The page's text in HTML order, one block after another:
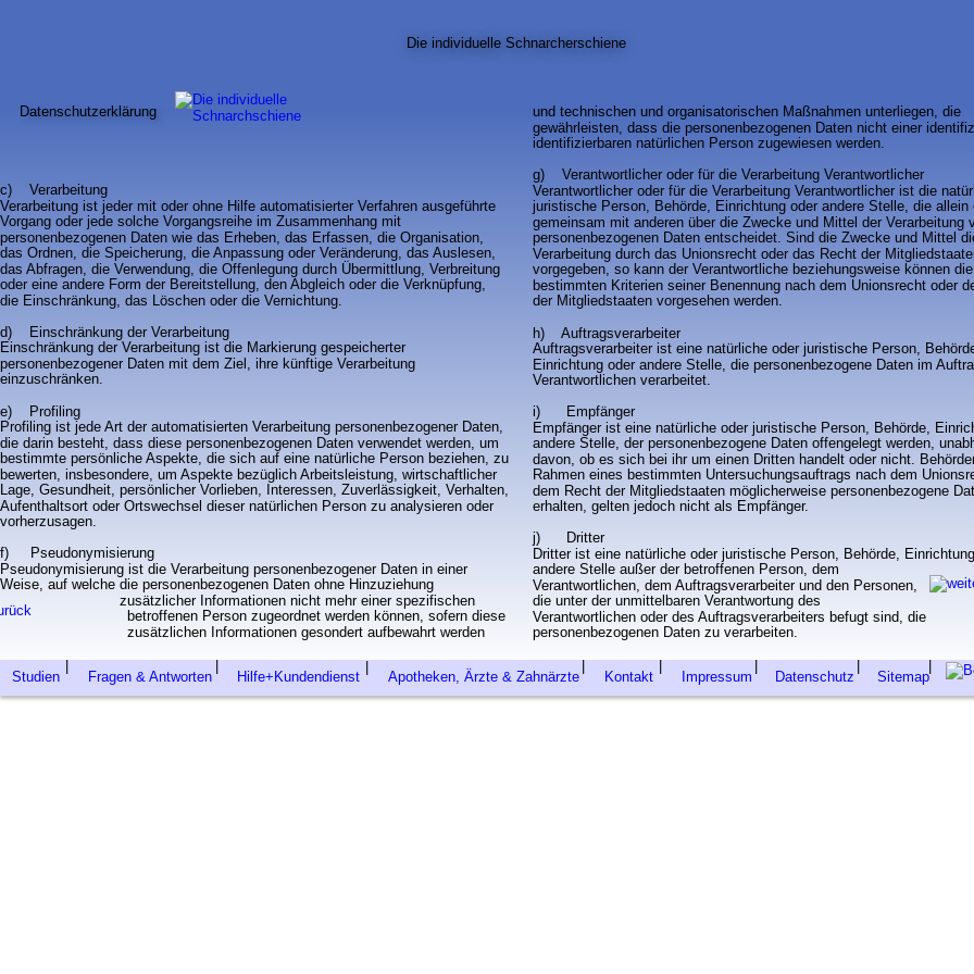
c)    Verarbeitung
Verarbeitung ist jeder mit oder ohne Hilfe automatisierter Verfahren ausgeführte
Vorgang oder jede solche Vorgangsreihe im Zusammenhang mit
personenbezogenen Daten wie das Erheben, das Erfassen, die Organisation,
das Ordnen, die Speicherung, die Anpassung oder Veränderung, das Auslesen,
das Abfragen, die Verwendung, die Offenlegung durch Übermittlung, Verbreitung
oder eine andere Form der Bereitstellung, den Abgleich oder die Verknüpfung,
die Einschränkung, das Löschen oder die Vernichtung.
d)    Einschränkung der Verarbeitung
Einschränkung der Verarbeitung ist die Markierung gespeicherter
personenbezogener Daten mit dem Ziel, ihre künftige Verarbeitung
einzuschränken.
e)    Profiling
Profiling ist jede Art der automatisierten Verarbeitung personenbezogener Daten,
die darin besteht, dass diese personenbezogenen Daten verwendet werden, um
bestimmte persönliche Aspekte, die sich auf eine natürliche Person beziehen, zu
bewerten, insbesondere, um Aspekte bezüglich Arbeitsleistung, wirtschaftlicher
Lage, Gesundheit, persönlicher Vorlieben, Interessen, Zuverlässigkeit, Verhalten,
Aufenthaltsort oder Ortswechsel dieser natürlichen Person zu analysieren oder
vorherzusagen.
f)     Pseudonymisierung
Pseudonymisierung ist die Verarbeitung personenbezogener Daten in einer
Weise, auf welche die personenbezogenen Daten ohne Hinzuziehung
zusätzlicher Informationen nicht mehr einer spezifischen
betroffenen Person zugeordnet werden können, sofern diese
zusätzlichen Informationen gesondert aufbewahrt werden
Datenschutzerklärung
und technischen und organisatorischen Maßnahmen unterliegen, die
gewährleisten, dass die personenbezogenen Daten nicht einer
identifizierbaren natürlichen Person zugewiesen werden.
g)    Verantwortlicher oder für die Verarbeitung Verantwortlicher
Verantwortlicher oder für die Verarbeitung Verantwortlicher ist die
juristische Person, Behörde, Einrichtung oder andere Stelle, die allein
gemeinsam mit anderen über die Zwecke und Mittel der Verarbeitung
personenbezogenen Daten entscheidet. Sind die Zwecke und Mittel
Verarbeitung durch das Unionsrecht oder das Recht der
vorgegeben, so kann der Verantwortliche beziehungsweise können die
bestimmten Kriterien seiner Benennung nach dem Unionsrecht oder
der Mitgliedstaaten vorgesehen werden.
h)    Auftragsverarbeiter
Auftragsverarbeiter ist eine natürliche oder juristische Person,
Einrichtung oder andere Stelle, die personenbezogene Daten im
Verantwortlichen verarbeitet.
i)      Empfänger
Empfänger ist eine natürliche oder juristische Person, Behörde,
andere Stelle, der personenbezogene Daten offengelegt werden,
davon, ob es sich bei ihr um einen Dritten handelt oder nicht.
Rahmen eines bestimmten Untersuchungsauftrags nach dem
dem Recht der Mitgliedstaaten möglicherweise personenbezogene
erhalten, gelten jedoch nicht als Empfänger.
j)      Dritter
Dritter ist eine natürliche oder juristische Person, Behörde,
andere Stelle außer der betroffenen Person, dem
Verantwortlichen, dem Auftragsverarbeiter und den Personen,
die unter der unmittelbaren Verantwortung des
Verantwortlichen oder des Auftragsverarbeiters befugt sind, die
personenbezogenen Daten zu verarbeiten.
Die individuelle Schnarcherschiene
Studien Fragen & Antworten Hilfe+Kundendienst Apotheken, Ärzte & Zahnärzte Kontakt Impressum
   Sitemap
Datenschutz